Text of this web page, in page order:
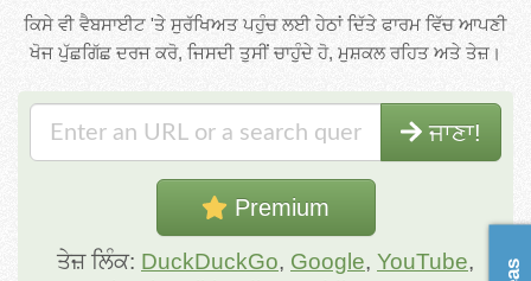
ਕਿਸੇ ਵੀ ਵੈਬਸਾਈਟ 'ਤੇ ਸੁਰੱਖਿਅਤ ਪਹੁੰਚ ਲਈ ਹੇਠਾਂ ਦਿੱਤੇ ਫਾਰਮ ਵਿੱਚ ਆਪਣੀ
ਖੋਜ ਪੁੱਛਗਿੱਛ ਦਰਜ ਕਰੋ, ਜਿਸਦੀ ਤੁਸੀਂ ਚਾਹੁੰਦੇ ਹੋ, ਮੁਸ਼ਕਲ ਰਹਿਤ ਅਤੇ ਤੇਜ਼।
ਜਾਣਾ!
Premium
ਤੇਜ਼ ਲਿੰਕ: DuckDuckGo, Google, YouTube,